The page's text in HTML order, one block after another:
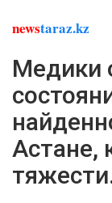
newstaraz.kz
Медики
Астане,